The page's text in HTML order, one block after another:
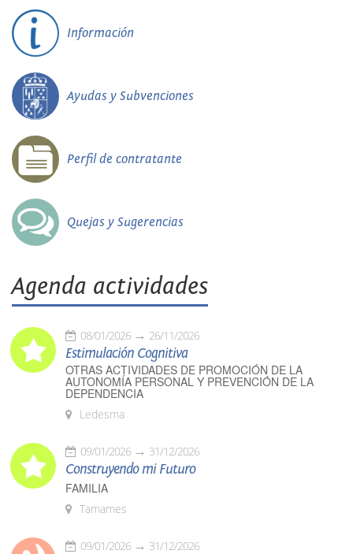
Información
Ayudas y Subvenciones
Perfil de contratante
Quejas y Sugerencias
Agenda actividades
08/01/2026 26/11/2026
Estimulación Cognitiva
OTRAS ACTIVIDADES DE PROMOCIÓN DE LA
AUTONOMÍA PERSONAL Y PREVENCIÓN DE LA
DEPENDENCIA
Ledesma
09/01/2026 31/12/2026
Construyendo mi Futuro
FAMILIA
Tamames
09/01/2026 31/12/2026